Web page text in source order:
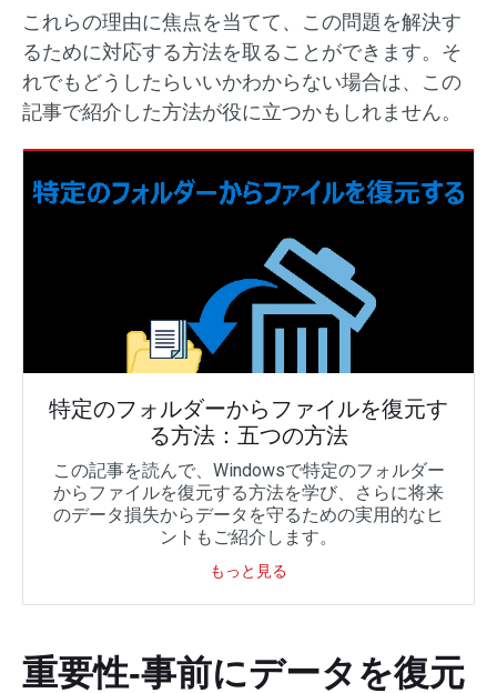
これらの理由に焦点を当てて、この問題を解決す
るために対応する方法を取ることができます。そ
れでもどうしたらいいかわからない場合は、この
記事で紹介した方法が役に立つかもしれません。
特定のフォルダーからファイルを復元す
る方法：五つの方法
この記事を読んで、Windowsで特定のフォルダー
からファイルを復元する方法を学び、さらに将来
のデータ損失からデータを守るための実用的なヒ
ントもご紹介します。
もっと見る
重要性‐事前にデータを復元